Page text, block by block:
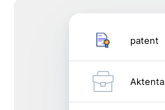
patent